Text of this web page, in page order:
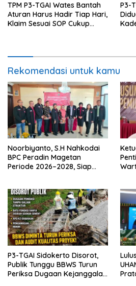
TPM P3-TGAI Wates Bantah
Aturan Harus Hadir Tiap Hari,
Klaim Sesuai SOP Cukup
P3-
Rekomendasi untuk kamu
Noorbiyanto, S.H Nahkodai
BPC Peradin Magetan
Periode 2026–2028, Siap
P3-TGAI Sidokerto Disorot,
Publik Tunggu BBWS Turun
Periksa Dugaan Kejanggalan